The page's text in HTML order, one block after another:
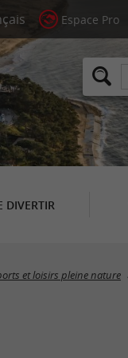
Espace Pro
DIVERTIR
et loisirs pleine nature